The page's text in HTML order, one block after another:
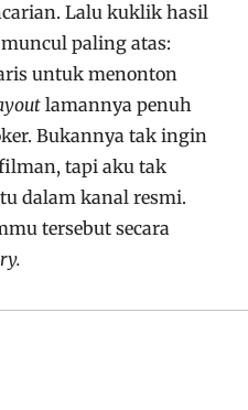
Lalu kuklik hasil
paling atas:
untuk menonton
lamannya penuh
Bukannya tak ingin
tapi aku tak
dalam kanal resmi.
tersebut secara